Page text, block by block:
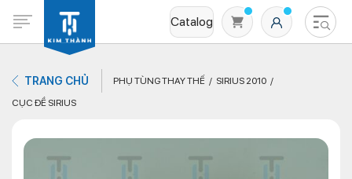
Catalog
TRANG CHỦ PHỤ TÙNG THAY THẾ
SIRIUS 2010
CỤC ĐỀ SIRIUS